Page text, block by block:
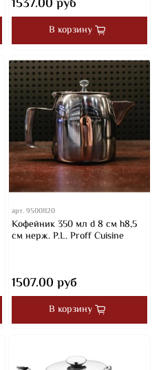
В корзину
арт.95001120
Кофейник 350 мл d 8 см h8,5
см нерж. P.L. Proff Cuisine
1507.00 руб
В корзину